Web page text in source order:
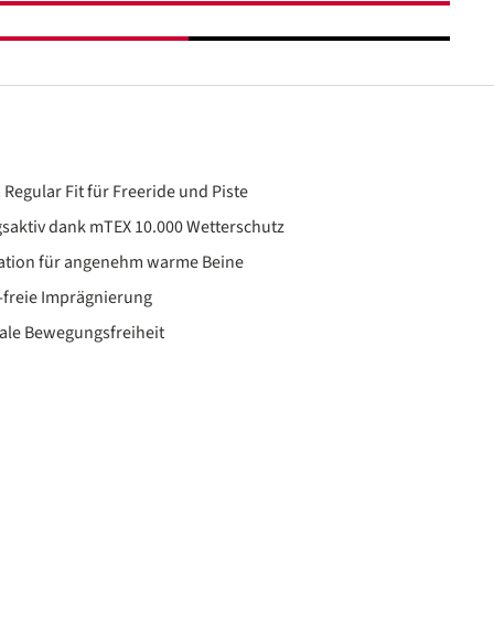
Fit für Freeride und Piste
dank mTEX 10.000 Wetterschutz
für angenehm warme Beine
freie Imprägnierung
Bewegungsfreiheit